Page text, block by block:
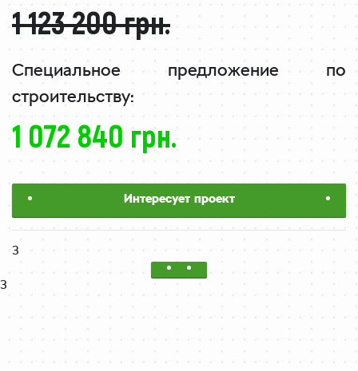
1 123 200 грн.
Специальное предложение по
строительству:
1 072 840 грн.
Интересует проект
3
3